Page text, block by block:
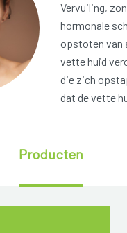
Vervuiling,
hormonale
opstoten van
vette huid
die zich
dat de vette
Producten